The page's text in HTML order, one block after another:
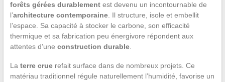
forêts gérées durablementest devenu un incontournable de
l’architecture contemporaine. Il structure, isole et embellit
l’espace. Sa capacité à stocker le carbone, son efficacité
thermique et sa fabrication peu énergivore répondent aux
attentes d’une construction durable.
La terre cruerefait surface dans de nombreux projets. Ce
matériau traditionnel régule naturellement l’humidité, favorise un